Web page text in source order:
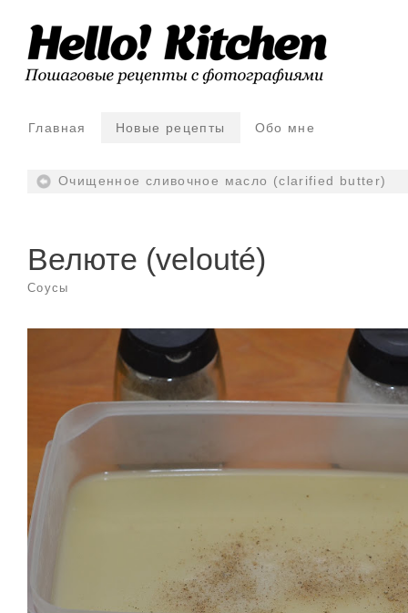
Главная Новые рецепты Обо мне
Очищенное сливочное масло (clarified butter)
Велюте (velouté)
Соусы